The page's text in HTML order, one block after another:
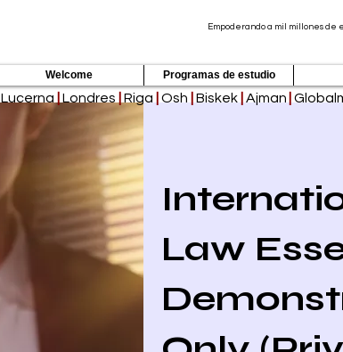
Empoderando a mil millones de
Welcome Programas de estudio
Lucerna Londres Riga Osh Biskek Ajman |
Law